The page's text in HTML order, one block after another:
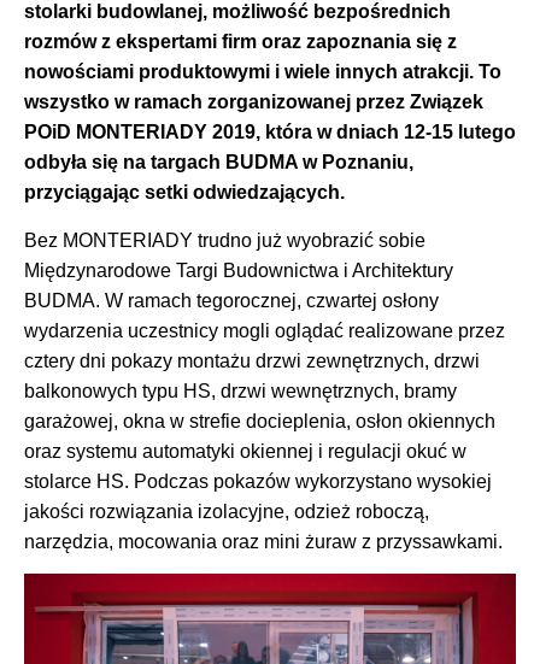
stolarki budowlanej, możliwość bezpośrednich
rozmów z ekspertami firm oraz zapoznania się z
nowościami produktowymi i wiele innych atrakcji. To
wszystko w ramach zorganizowanej przez Związek
POiD MONTERIADY 2019, która w dniach 12-15 lutego
odbyła się na targach BUDMA w Poznaniu,
przyciągając setki odwiedzających.
Bez MONTERIADY trudno już wyobrazić sobie
Międzynarodowe Targi Budownictwa i Architektury
BUDMA. W ramach tegorocznej, czwartej osłony
wydarzenia uczestnicy mogli oglądać realizowane przez
cztery dni pokazy montażu drzwi zewnętrznych, drzwi
balkonowych typu HS, drzwi wewnętrznych, bramy
garażowej, okna w strefie docieplenia, osłon okiennych
oraz systemu automatyki okiennej i regulacji okuć w
stolarce HS. Podczas pokazów wykorzystano wysokiej
jakości rozwiązania izolacyjne, odzież roboczą,
narzędzia, mocowania oraz mini żuraw z przyssawkami.